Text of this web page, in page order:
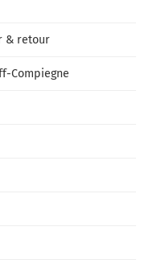
& retour
Compiegne